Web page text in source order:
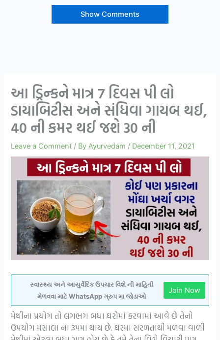
Show Comments
આ ડ્રિન્કને માત્ર 7 દિવસ પી લો
ડાયાબિટીસ અને સંધિવા ગાયબ થઈ,
40 ની કમર થઈ જશે 30 ની
Leave a Comment / By Ayurvedam / December 11, 2021
સ્વાસ્થ્ય અને આયુર્વેદિક ઉપચાર વિશે ની માહિતી
મેળવવા માટે WhatsApp ગ્રુપ મા જોડાઓ
Join Now
મેથીના પ્રયોગ તો લગભગ બધા ઘરોમાં કરવામાં આવે છે તેનો
ઉપયોગ મસાલા ના રૂપમાં થાય છે. ઘરમાં સરળતાથી મળવા વાળી